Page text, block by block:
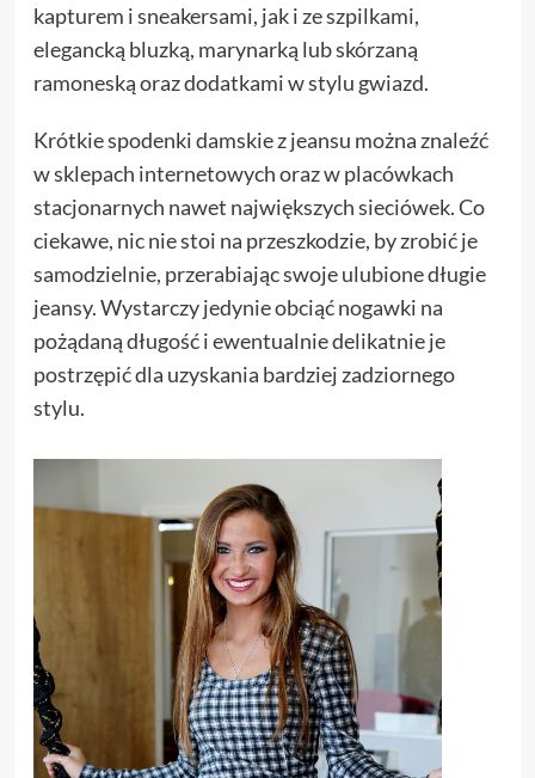
kapturem i sneakersami, jak i ze szpilkami,
elegancką bluzką, marynarką lub skórzaną
ramoneską oraz dodatkami w stylu gwiazd.
Krótkie spodenki damskie z jeansu można znaleźć
w sklepach internetowych oraz w placówkach
stacjonarnych nawet największych sieciówek. Co
ciekawe, nic nie stoi na przeszkodzie, by zrobić je
samodzielnie, przerabiając swoje ulubione długie
jeansy. Wystarczy jedynie obciąć nogawki na
pożądaną długość i ewentualnie delikatnie je
postrzępić dla uzyskania bardziej zadziornego
stylu.